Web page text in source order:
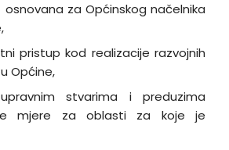
za Općinskog načelnika
pristup kod realizacije razvojnih
Općine,
stvarima i preduzima
mjere za oblasti za koje je